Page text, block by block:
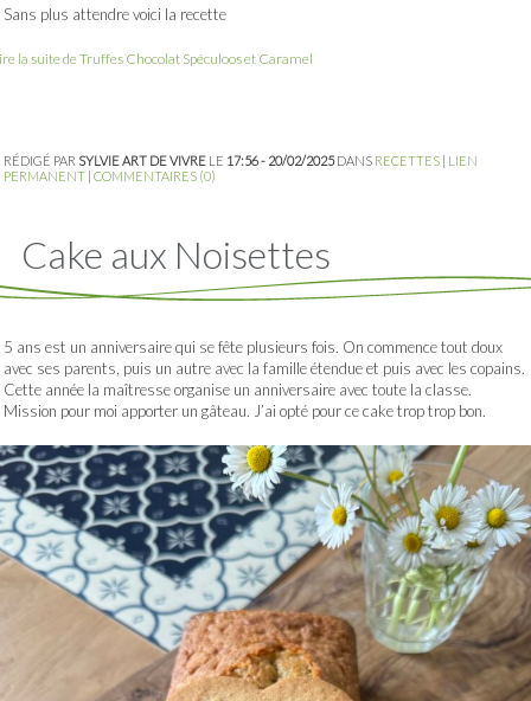
Sans plus attendre voici la recette
la suite de Truffes Chocolat Spéculoos et Caramel
RÉDIGÉ PAR SYLVIE ART DE VIVRE LE 17:56 - 20/02/2025DANS RECETTES | LIEN
PERMANENT | COMMENTAIRES (0)
Cake aux Noisettes
5 ans est un anniversaire qui se fête plusieurs fois. On commence tout doux
avec ses parents, puis un autre avec la famille étendue et puis avec les copains.
Cette année la maîtresse organise un anniversaire avec toute la classe.
Mission pour moi apporter un gâteau. J’ai opté pour ce cake trop trop bon.